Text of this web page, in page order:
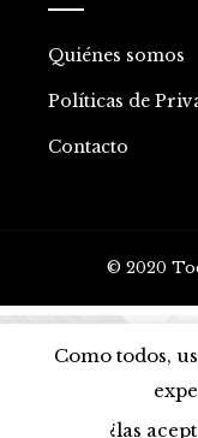
Quiénes somos
Políticas de
Contacto
© 2020
Como todos,
¿las